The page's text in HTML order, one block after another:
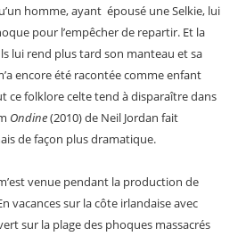
homme, ayant épousé une Selkie, lui
pour l’empêcher de repartir. Et la
lui rend plus tard son manteau et sa
encore été racontée comme enfant
ce folklore celte tend à disparaître dans
Ondine(2010) de Neil Jordan fait
de façon plus dramatique.
venue pendant la production de
vacances sur la côte irlandaise avec
sur la plage des phoques massacrés